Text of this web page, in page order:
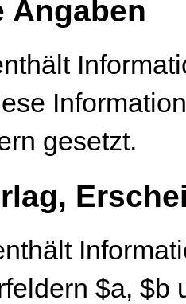
Angaben
gesetzt.
$a, $b